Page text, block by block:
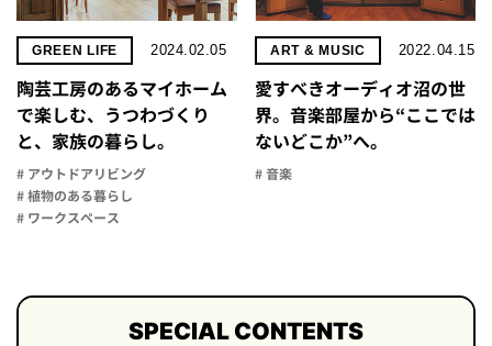
GREEN LIFE 2024.02.05
陶芸工房のあるマイホーム
で楽しむ、うつわづくり
と、家族の暮らし。
# アウトドアリビング
# 植物のある暮らし
# ワークスペース
ART & MUSIC 2022.04.15
愛すべきオーディオ沼の世
界。音楽部屋から“ここでは
ないどこか”へ。
# 音楽
SPECIAL CONTENTS